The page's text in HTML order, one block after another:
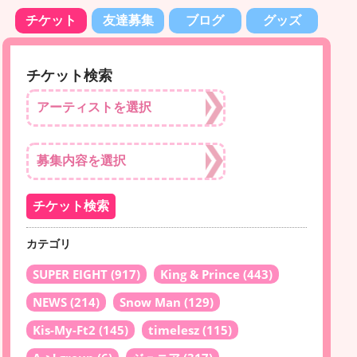
チケット 友達募集 ブログ グッズ
チケット検索
カテゴリ
SUPER EIGHT (917) King & Prince (443)
NEWS (214) Snow Man (129)
Kis-My-Ft2 (145) timelesz (115)